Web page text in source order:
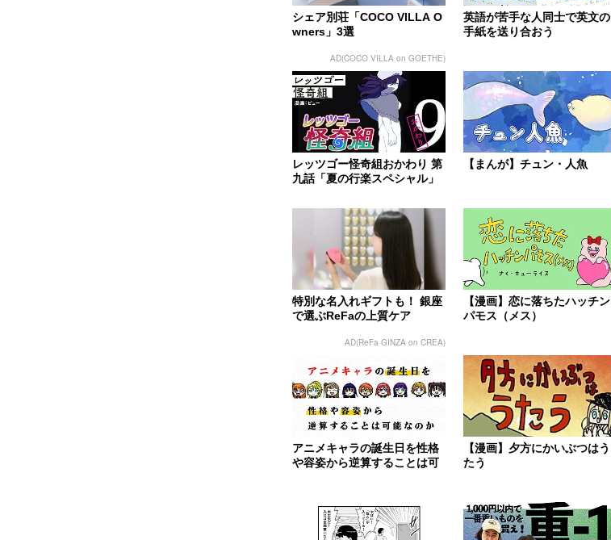
シェア別荘「COCO VILLA O
wners」3選
AD(COCO VILLA on GOETHE)
英語が苦手な人同士で英文の
手紙を送り合おう
レッツゴー怪奇組おかわり 第
九話「夏の行楽スペシャル」
【まんが】チュン・人魚
特別な名入れギフトも！ 銀座
で選ぶReFaの上質ケア
AD(ReFa GINZA on CREA)
【漫画】恋に落ちたハッチン
パモス（メス）
アニメキャラの誕生日を性格
や容姿から逆算することは可
【漫画】夕方にかいぶつはう
たう